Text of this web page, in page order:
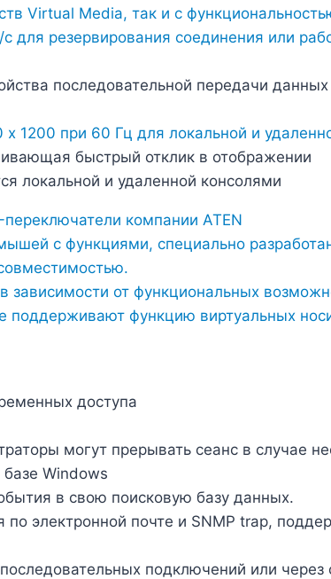
Virtual Media, так и с
для резервирования соединения или
последовательной передачи
1200 при 60 Гц для локальной и
быстрый отклик в отображении
локальной и удаленной консолями
компании ATEN
с функциями, специально
от функциональных
поддерживают функцию виртуальных
доступа
могут прерывать сеанс в случае
Windows
в свою поисковую базу данных.
электронной почте и SNMP trap,
подключений или